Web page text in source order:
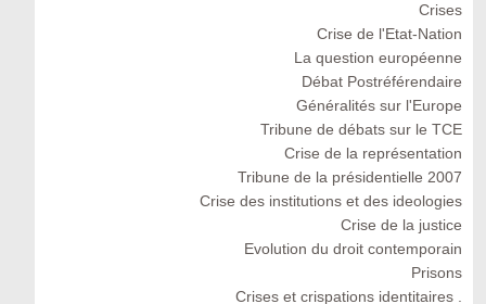
Crises
Crise de l'Etat-Nation
La question européenne
Débat Postréférendaire
Généralités sur l'Europe
Tribune de débats sur le TCE
Crise de la représentation
Tribune de la présidentielle 2007
Crise des institutions et des ideologies
Crise de la justice
Evolution du droit contemporain
Prisons
Crises et crispations identitaires .